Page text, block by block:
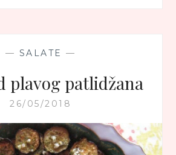
— SALATE —
plavog patlidžana
26/05/2018